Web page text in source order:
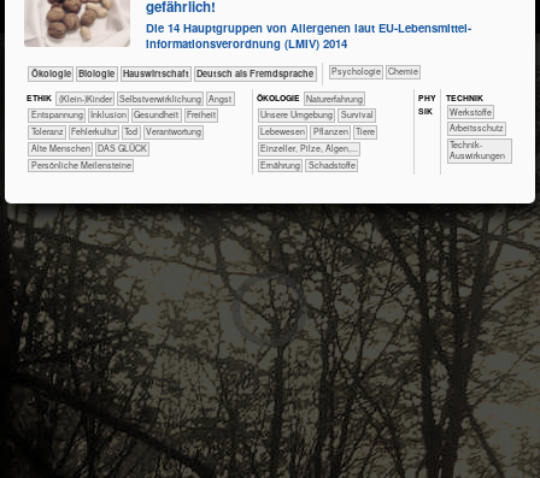
gefährlich!
Die 14 Hauptgruppen von Allergenen laut EU-Lebensmittel­
informationsverordnung (LMIV) 2014
​​​​​​​Ökologie ​​​​​​Biologie ​Haus­wirtschaft ​​​Deutsch als Fremdsprache ​​​​​​​​​​Psychologie ​​​​​Chemie
ETHIK (Klein-)Kinder ​​​​​​​​​​​​​​​​​​​​​​​​​​​​​​​​​​​​​​​​Selbst­verwirklichung
​​​​​​​​​​​​​Angst
​​​​​​​​​​​​​Entspannung
​​​​​​​​Inklusion ​​​​​​Gesundheit
​​​Freiheit
​​​Toleranz
​​Fehlerkultur ​​Tod
​​Verantwortung
Alte Menschen
DAS GLÜCK
Persönliche Meilensteine
ÖKO​LOGIE ​​​​​​​​​​​​​Naturerfahrung
​​​​​​​​​​​​​Unsere Umgebung
​​​​​​​​​​​​Survival
​​​​​​​​​Lebewesen
​​​​​​​​​Pflanzen
​​​​​​​​Tiere
​​​​​​​Einzeller, Pilze, Algen,...
​​​​Ernährung
​Schadstoffe
PHY​
SIK
TECH​NIK
​​​​​​​​​Werkstoffe
​​​​​​Arbeitsschutz
​​​​​​Technik-
Auswirkungen
3